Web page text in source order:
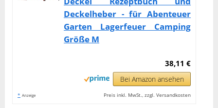
Deckelheber - für Abenteuer
Garten Lagerfeuer Camping
Größe M
38,11 €
Bei Amazon ansehen
* Anzeige Preis inkl. MwSt., zzgl. Versandkosten